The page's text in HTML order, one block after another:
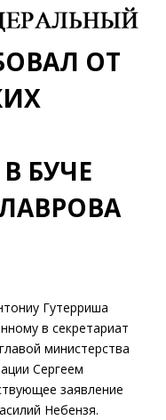
ОТ
БУЧЕ
Гутерриша
в секретариат
министерства
Сергеем
заявление
Небензя.